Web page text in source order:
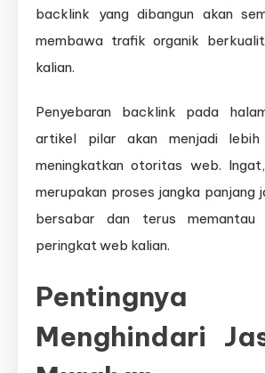
backlink yang dibangun akan
membawa trafik organik
kalian.
Penyebaran backlink pada
artikel pilar akan menjadi
meningkatkan otoritas web.
merupakan proses jangka panjang
bersabar dan terus memantau
peringkat web kalian.
Pentingnya
Menghindari